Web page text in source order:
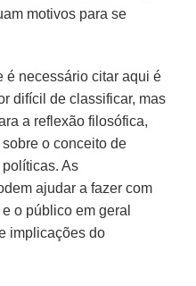
motivos para se
é necessário citar aqui é
difícil de classificar, mas
a reflexão filosófica,
o conceito de
As
ajudar a fazer com
o público em geral
implicações do